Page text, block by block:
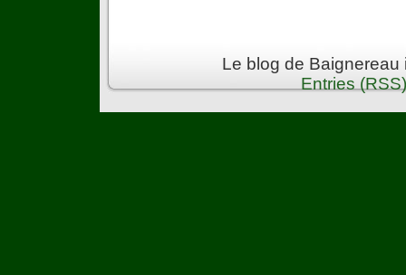
Le blog de
Entries (RSS)